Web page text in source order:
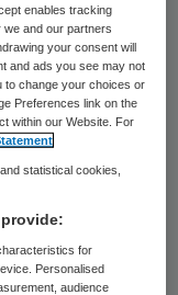
zullen de
en
enables tracking
and our partners
your consent will
and ads you see may not
to change your choices or
Preferences link on the
within our Website. For
statistical cookies,
for
Personalised
audience